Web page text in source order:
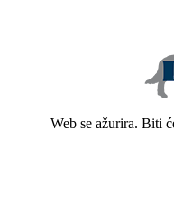
Web se ažurira. Biti